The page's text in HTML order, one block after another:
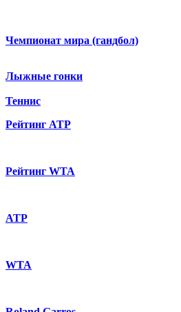
Чемпионат мира (гандбол)
Лыжные гонки
Теннис
Рейтинг ATP
Рейтинг WTA
ATP
WTA